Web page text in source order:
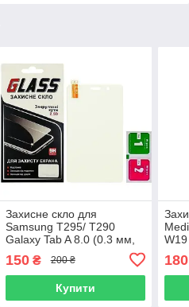
Захисне скло для
Samsung T295/ T290
Galaxy Tab A 8.0 (0.3 мм,
150₴ 200 ₴
Купити
180